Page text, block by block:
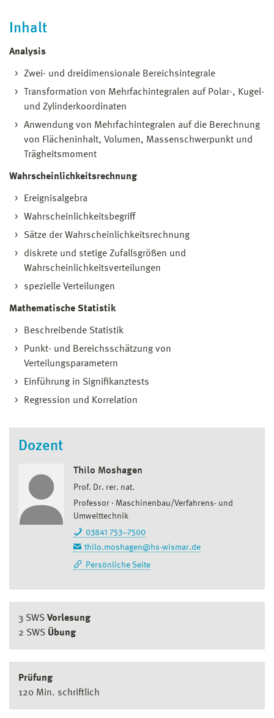
Inhalt
Analysis
Zwei- und dreidimensionale Bereichsintegrale
Transformation von Mehrfachintegralen auf Polar-, Kugel-
und Zylinderkoordinaten
Anwendung von Mehrfachintegralen auf die Berechnung
von Flächeninhalt, Volumen, Massenschwerpunkt und
Trägheitsmoment
Wahrscheinlichkeitsrechnung
Ereignisalgebra
Wahrscheinlichkeitsbegriff
Sätze der Wahrscheinlichkeitsrechnung
diskrete und stetige Zufallsgrößen und
Wahrscheinlichkeitsverteilungen
spezielle Verteilungen
Mathematische Statistik
Beschreibende Statistik
Punkt- und Bereichsschätzung von
Verteilungsparametern
Einführung in Signifikanztests
Regression und Korrelation
Dozent
Thilo Moshagen
Prof. Dr. rer. nat.
Professor
Maschinenbau/Verfahrens- und
Umwelttechnik
03841 753–7500
thilo.moshagen@hs-wismar.de
Persönliche Seite
3 SWS Vorlesung
2 SWS Übung
Prüfung
120 Min. schriftlich